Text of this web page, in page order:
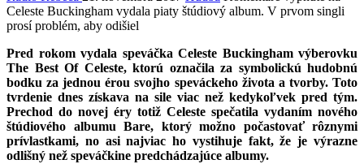
Celeste Buckingham vydala piaty štúdiový album. V prvom singli
prosí problém, aby odišiel
Pred rokom vydala speváčka Celeste Buckingham výberovku
The Best Of Celeste, ktorú označila za symbolickú hudobnú
bodku za jednou érou svojho speváckeho života a tvorby. Toto
tvrdenie dnes získava na sile viac než kedykoľvek pred tým.
Prechod do novej éry totiž Celeste spečatila vydaním nového
štúdiového albumu Bare, ktorý možno počastovať rôznymi
prívlastkami, no asi najviac ho vystihuje fakt, že je výrazne
odlišný než speváčkine predchádzajúce albumy.